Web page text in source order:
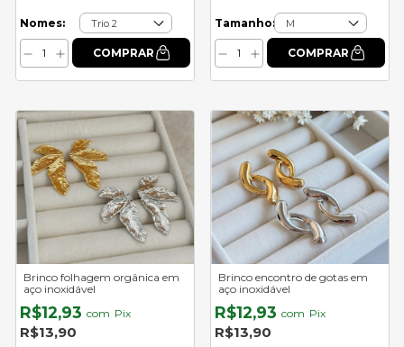
Nomes: Tamanho:
Brinco folhagem orgânica em
aço inoxidável
R$12,93 com Pix
R$13,90
Brinco encontro de gotas em
aço inoxidável
R$12,93 com Pix
R$13,90